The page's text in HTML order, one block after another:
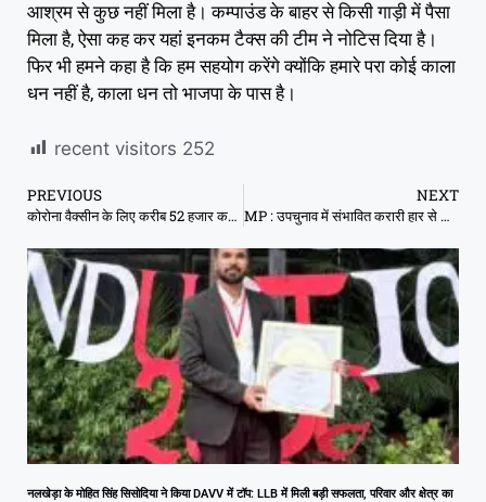
आश्रम से कुछ नहीं मिला है। कम्पाउंड के बाहर से किसी गाड़ी में पैसा
मिला है, ऐसा कह कर यहां इनकम टैक्स की टीम ने नोटिस दिया है।
फिर भी हमने कहा है कि हम सहयोग करेंगे क्योंकि हमारे परा कोई काला
धन नहीं है, काला धन तो भाजपा के पास है।
recent visitors 252
PREVIOUS
कोरोना वैक्सीन के लिए करीब 52 हजार करोड़ का फंड, हर डोज पर 500 से 600 रु. खर्च होंगे
NEXT
MP : उपचुनाव में संभावित करारी हार से बीजेपी में हड़कंप, सरकार कैसे बचे ? इस पर बन रही रणनीति
नलखेड़ा के मोहित सिंह सिसोदिया ने किया DAVV में टॉप: LLB में मिली बड़ी सफलता, परिवार और क्षेत्र का